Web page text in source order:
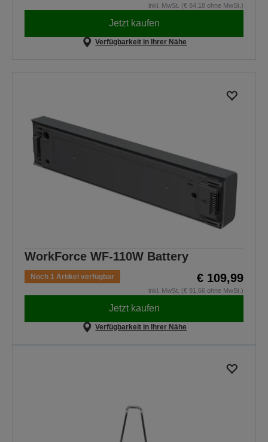
inkl. MwSt. (€ 84,18 ohne MwSt.)
Jetzt kaufen
Verfügbarkeit in Ihrer Nähe
WorkForce WF-110W Battery
Noch 1 Artikel verfügbar € 109,99
inkl. MwSt. (€ 91,66 ohne MwSt.)
Jetzt kaufen
Verfügbarkeit in Ihrer Nähe